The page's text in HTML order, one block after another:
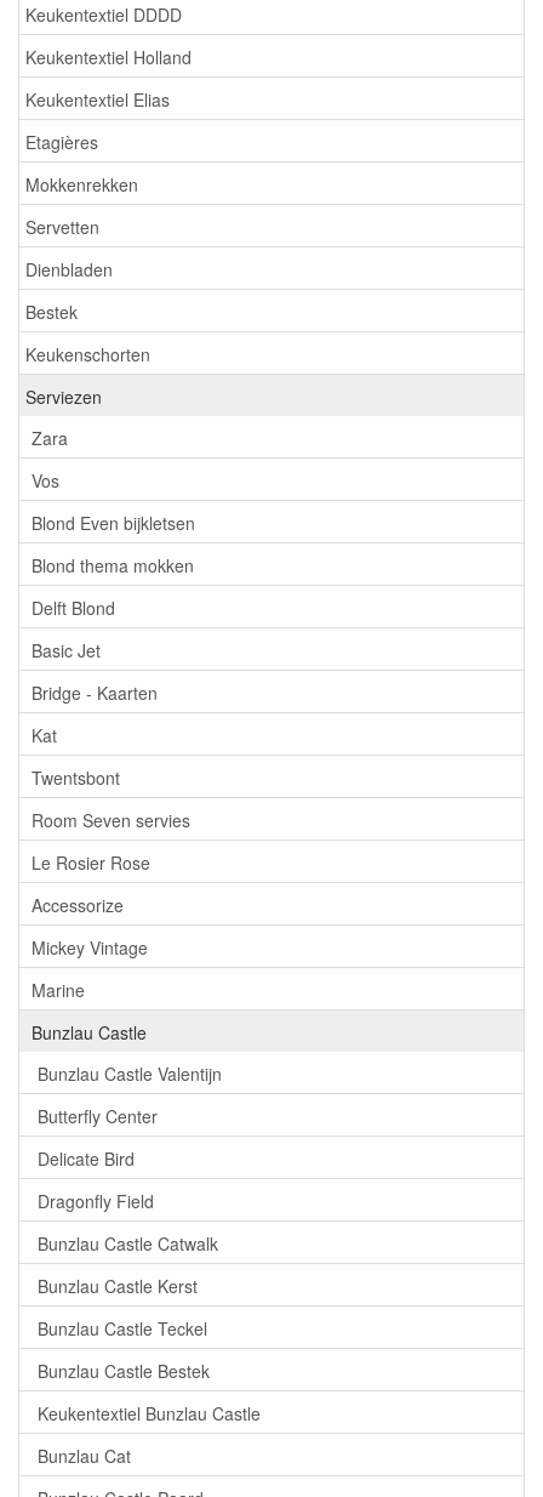
Keukentextiel DDDD
Keukentextiel Holland
Keukentextiel Elias
Etagières
Mokkenrekken
Servetten
Dienbladen
Bestek
Keukenschorten
Serviezen
Zara
Vos
Blond Even bijkletsen
Blond thema mokken
Delft Blond
Basic Jet
Bridge - Kaarten
Kat
Twentsbont
Room Seven servies
Le Rosier Rose
Accessorize
Mickey Vintage
Marine
Bunzlau Castle
Bunzlau Castle Valentijn
Butterfly Center
Delicate Bird
Dragonfly Field
Bunzlau Castle Catwalk
Bunzlau Castle Kerst
Bunzlau Castle Teckel
Bunzlau Castle Bestek
Keukentextiel Bunzlau Castle
Bunzlau Cat